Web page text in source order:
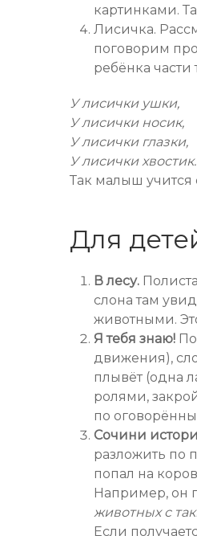
картинками.
Лисичка.
поговорим
ребёнка части
У лисички ушки,
У лисички носик,
У лисички глазки,
У лисички хвостик.
Так малыш учится
Для
В лесу.
слона там
животными.
Я тебя знаю!
движения),
плывёт (одна
ролями,
по
Сочини
разложить по
попал на
Например, он
животных с
Если